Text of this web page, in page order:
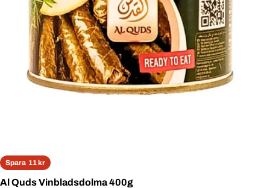
media 0 in modal
Spara 11 kr
Al Quds Vinbladsdolma 400g